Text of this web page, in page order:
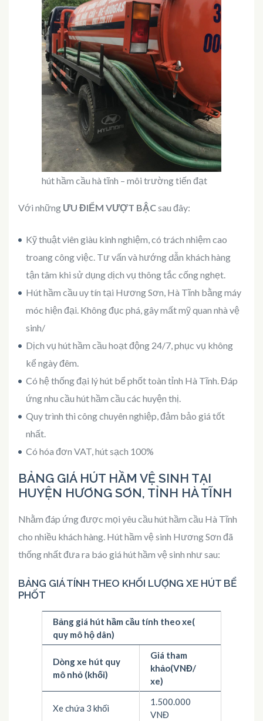
hút hầm cầu hà tĩnh – môi trường tiến đạt
Với những ƯU ĐIỂM VƯỢT BẬCsau đây:
Kỹ thuật viên giàu kinh nghiệm, có trách nhiệm cao
troang công việc. Tư vấn và hướng dẫn khách hàng
tận tâm khi sử dụng dịch vụ thông tắc cống nghẹt.
Hút hầm cầu uy tín tại Hương Sơn, Hà Tĩnh bằng máy
móc hiện đại. Không đục phá, gây mất mỹ quan nhà vệ
sinh/
Dịch vụ hút hầm cầu hoạt động 24/7, phục vụ không
kể ngày đêm.
Có hệ thống đại lý hút bể phốt toàn tỉnh Hà Tĩnh. Đáp
ứng nhu cầu hút hầm cầu các huyện thị.
Quy trình thi công chuyên nghiệp, đảm bảo giá tốt
nhất.
Có hóa đơn VAT, hút sạch 100%
BẢNG GIÁ HÚT HẦM VỆ SINH TẠI
HUYỆN HƯƠNG SƠN, TỈNH HÀ TĨNH
Nhằm đáp ứng được mọi yêu cầu hút hầm cầu Hà Tĩnh
cho nhiều khách hàng. Hút hầm vệ sinh Hương Sơn đã
thống nhất đưa ra báo giá hút hầm vệ sinh như sau:
BẢNG GIÁ TÍNH THEO KHỐI LƯỢNG XE HÚT BỂ
PHỐT
Bảng giá hút hầm cầu tính theo xe(
quy mô hộ dân)
Dòng xe hút quy
mô nhỏ (khối)
Giá tham
khảo(VNĐ/
xe)
Xe chứa 3 khối
1.500.000
VNĐ